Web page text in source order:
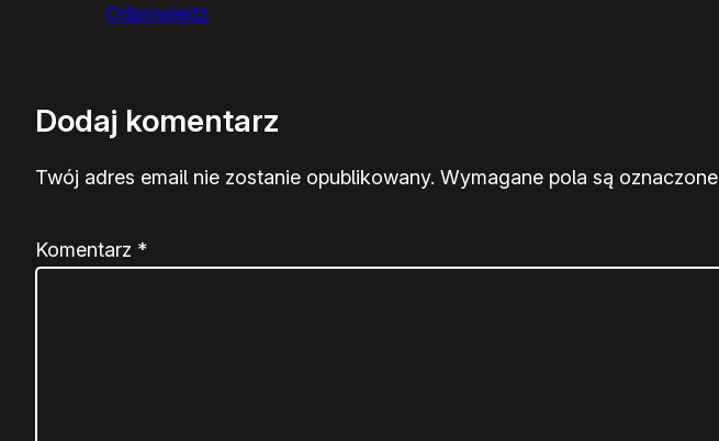
Odpowiedz
Dodaj komentarz
Twój adres email nie zostanie opublikowany. Wymagane pola są oznaczone
Komentarz *